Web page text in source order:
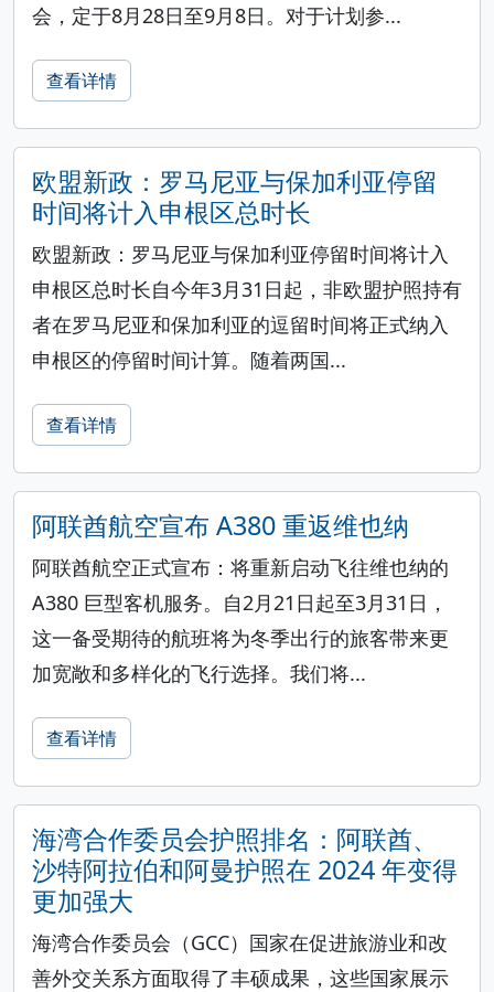
会，定于8月28日至9月8日。对于计划参...
查看详情
欧盟新政：罗马尼亚与保加利亚停留
时间将计入申根区总时长
欧盟新政：罗马尼亚与保加利亚停留时间将计入
申根区总时长自今年3月31日起，非欧盟护照持有
者在罗马尼亚和保加利亚的逗留时间将正式纳入
申根区的停留时间计算。随着两国...
查看详情
阿联酋航空宣布 A380 重返维也纳
阿联酋航空正式宣布：将重新启动飞往维也纳的
A380 巨型客机服务。自2月21日起至3月31日，
这一备受期待的航班将为冬季出行的旅客带来更
加宽敞和多样化的飞行选择。我们将...
查看详情
海湾合作委员会护照排名：阿联酋、
沙特阿拉伯和阿曼护照在 2024 年变得
更加强大
海湾合作委员会（GCC）国家在促进旅游业和改
善外交关系方面取得了丰硕成果，这些国家展示